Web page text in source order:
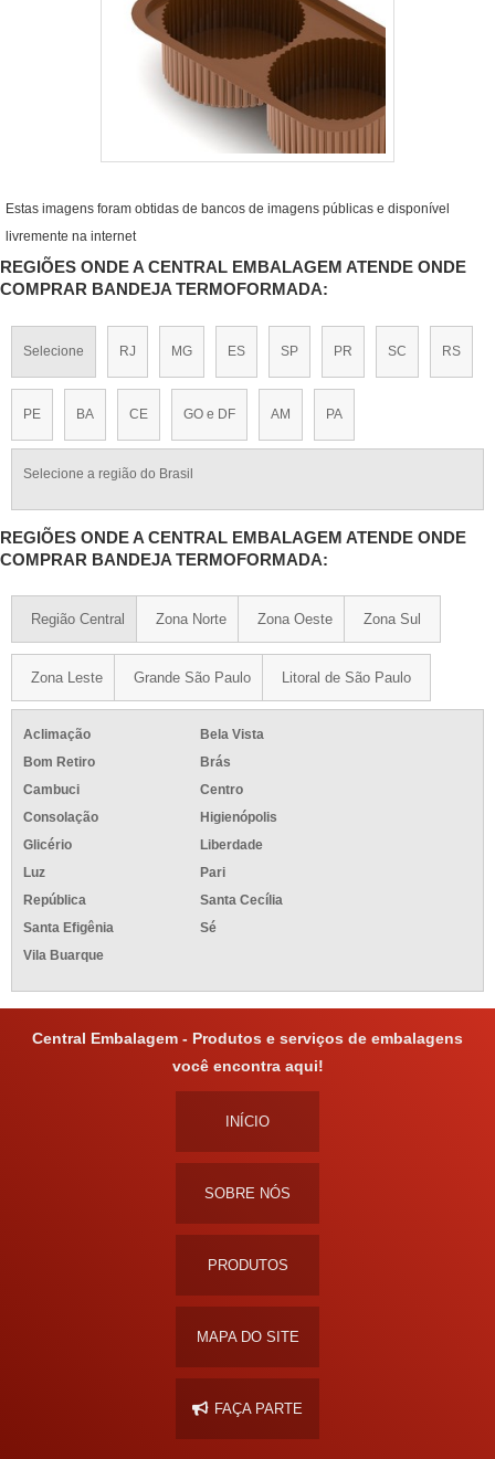
Estas imagens foram obtidas de bancos de imagens públicas e disponível
livremente na internet
REGIÕES ONDE A CENTRAL EMBALAGEM ATENDE ONDE
COMPRAR BANDEJA TERMOFORMADA:
Selecione RJ MG ES SP PR SC RS
PE BA CE GO e DF AM PA
Selecione a região do Brasil
REGIÕES ONDE A CENTRAL EMBALAGEM ATENDE ONDE
COMPRAR BANDEJA TERMOFORMADA:
Região Central Zona Norte Zona Oeste Zona Sul
Zona Leste Grande São Paulo Litoral de São Paulo
Aclimação
Bela Vista
Bom Retiro
Brás
Cambuci
Centro
Consolação
Higienópolis
Glicério
Liberdade
Luz
Pari
República
Santa Cecília
Santa Efigênia
Sé
Vila Buarque
Central Embalagem - Produtos e serviços de embalagens
você encontra aqui!
INÍCIO
SOBRE NÓS
PRODUTOS
MAPA DO SITE
FAÇA PARTE